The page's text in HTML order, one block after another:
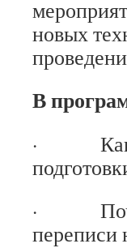
новых
В
· Какие
·
переписи